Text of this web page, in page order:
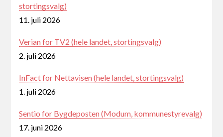
stortingsvalg)
11. juli 2026
Verian for TV2 (hele landet, stortingsvalg)
2. juli 2026
InFact for Nettavisen (hele landet, stortingsvalg)
1. juli 2026
Sentio for Bygdeposten (Modum, kommunestyrevalg)
17. juni 2026